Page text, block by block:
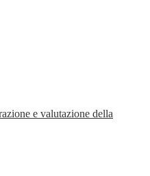
e valutazione della